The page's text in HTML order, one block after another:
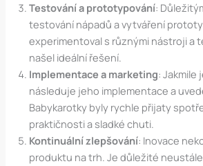
Testování a prototypování:
testování nápadů a vytváření
experimentoval s různými nástroji a
našel ideální řešení.
Implementace a marketing: Jakmile
následuje jeho implementace a
Babykarotky byly rychle přijaty
praktičnosti a sladké chuti.
Kontinuální zlepšování: Inovace
produktu na trh. Je důležité